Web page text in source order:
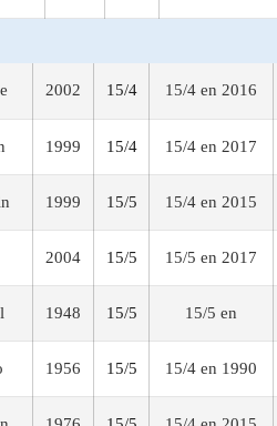
2002 15/4 15/4 en 2016
1999 15/4 15/4 en 2017
1999 15/5 15/4 en 2015
2004 15/5 15/5 en 2017
1948 15/5 15/5 en
1956 15/5 15/4 en 1990